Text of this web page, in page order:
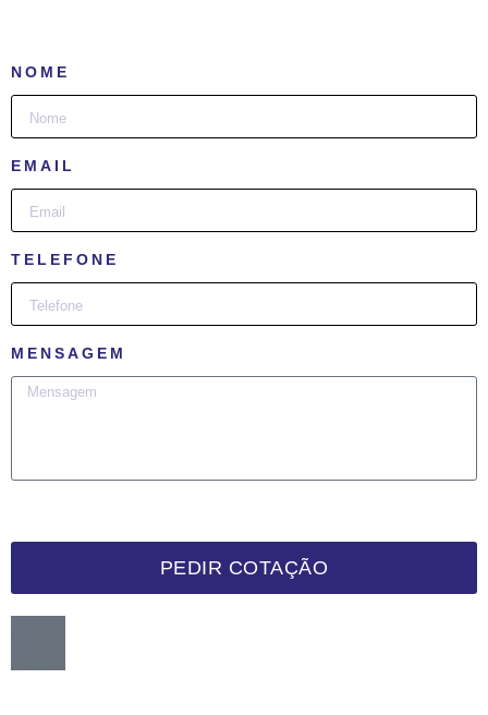
NOME
EMAIL
TELEFONE
MENSAGEM
PEDIR COTAÇÃO